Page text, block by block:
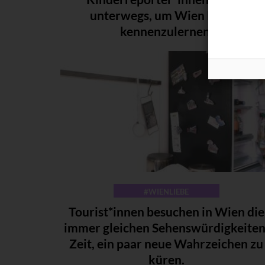
unterwegs, um Wien besser
kennenzulernen.
Tourist*innen besuchen in Wien die
immer gleichen
Zeit, ein paar neue Wahrzeichen zu
küren.